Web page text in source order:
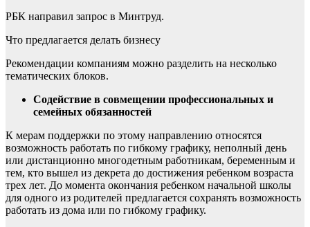
РБК направил запрос в Минтруд.
Что предлагается делать бизнесу
Рекомендации компаниям можно разделить на несколько
тематических блоков.
Содействие в совмещении профессиональных и
семейных обязанностей
К мерам поддержки по этому направлению относятся
возможность работать по гибкому графику, неполный день
или дистанционно многодетным работникам, беременным и
тем, кто вышел из декрета до достижения ребенком возраста
трех лет. До момента окончания ребенком начальной школы
для одного из родителей предлагается сохранять возможность
работать из дома или по гибкому графику.